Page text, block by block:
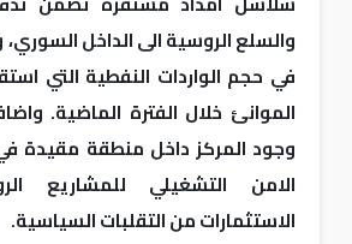
والسلع الروسية الى الداخل
في حجم الواردات النفطية التي
الموانئ خلال الفترة الماضية.
وجود المركز داخل منطقة مقيدة
الامن التشغيلي للمشاريع
الاستثمارات من التقلبات السياسية.